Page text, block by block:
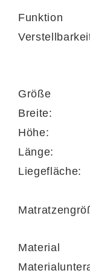
Die Matratze
versehen,
bis zu 60
Die Höhe
erhältlichen
ihre Maße
(BxL),
perfekte
Funktion
Größe
Breite:
Höhe:
Länge:
Liegefläche:
Material